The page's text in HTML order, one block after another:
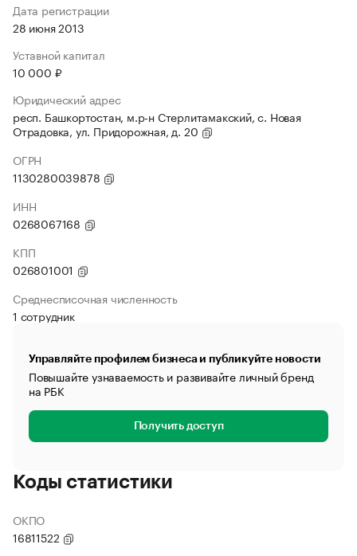
Дата регистрации
28 июня 2013
Уставной капитал
10 000 ₽
Юридический адрес
респ. Башкортостан, м.р-н Стерлитамакский, с. Новая
Отрадовка, ул. Придорожная, д. 20
ОГРН
1130280039878
ИНН
0268067168
КПП
026801001
Среднесписочная численность
1 сотрудник
Управляйте профилем бизнеса и публикуйте новости
Повышайте узнаваемость и развивайте личный бренд
на РБК
Получить доступ
Коды статистики
ОКПО
16811522